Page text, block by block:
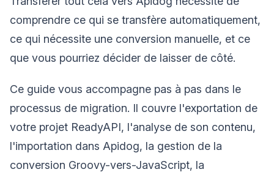
comprendre ce qui se transfère automatiquement,
ce qui nécessite une conversion manuelle, et ce
que vous pourriez décider de laisser de côté.
Ce guide vous accompagne pas à pas dans le
processus de migration. Il couvre l'exportation de
votre projet ReadyAPI, l'analyse de son contenu,
l'importation dans Apidog, la gestion de la
conversion Groovy-vers-JavaScript, la